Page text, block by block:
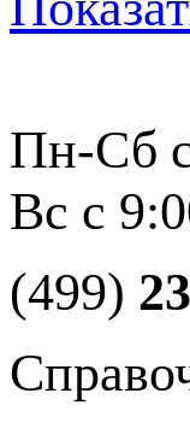
Пн-Сб
Вс с
(499)